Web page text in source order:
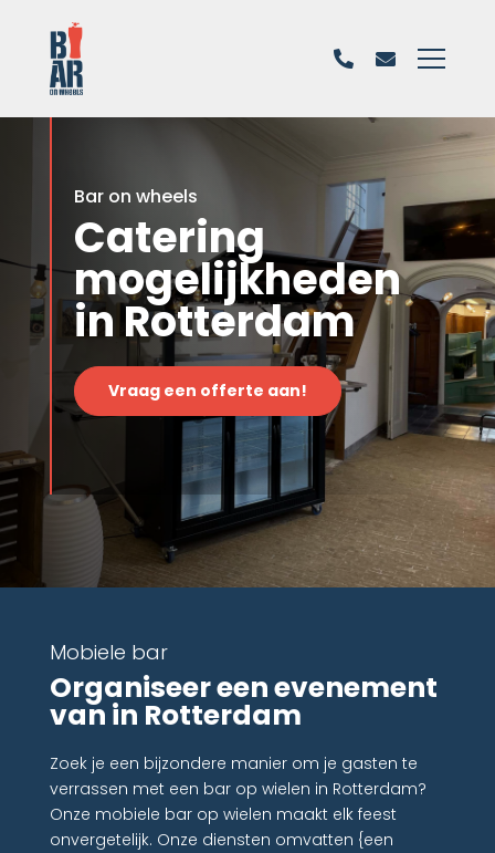
Bar on wheels
Catering
mogelijkheden
in Rotterdam
Vraag een offerte aan!
Mobiele bar
Organiseer een evenement
van in Rotterdam
Zoek je een bijzondere manier om je gasten te
verrassen met een bar op wielen in Rotterdam?
Onze mobiele bar op wielen maakt elk feest
onvergetelijk. Onze diensten omvatten {een